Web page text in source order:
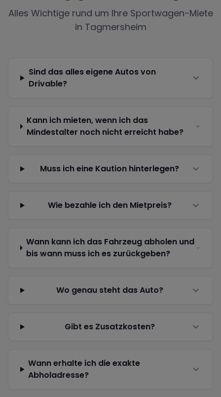
Alles Wichtige rund um Ihre Sportwagen-Miete
in Tagmersheim
Sind das alles eigene Autos von
Drivable?
Kann ich mieten, wenn ich das
Mindestalter noch nicht erreicht habe?
Muss ich eine Kaution hinterlegen?
Wie bezahle ich den Mietpreis?
Wann kann ich das Fahrzeug abholen und
bis wann muss ich es zurückgeben?
Wo genau steht das Auto?
Gibt es Zusatzkosten?
Wann erhalte ich die exakte
Abholadresse?